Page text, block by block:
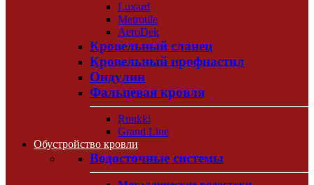
Luxard
Metrotile
AeroDek
Кровельный сланец
Кровельный профнастил
Ондулин
Фальцевая кровля
Ruukki
Grand Line
Обустройство кровли
Водосточные системы